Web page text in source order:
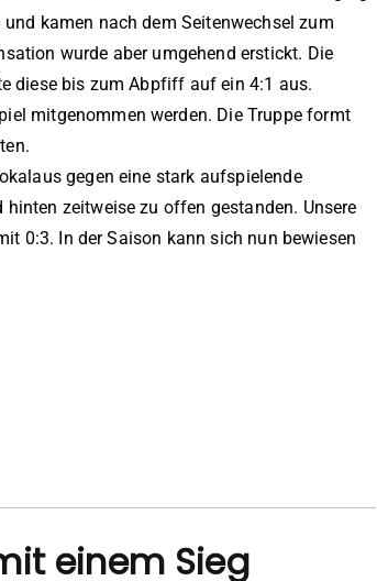
kamen nach dem Seitenwechsel zum
wurde aber umgehend erstickt. Die
diese bis zum Abpfiff auf ein 4:1 aus.
mitgenommen werden. Die Truppe formt
gegen eine stark aufspielende
zeitweise zu offen gestanden. Unsere
0:3. In der Saison kann sich nun bewiesen
einem Sieg